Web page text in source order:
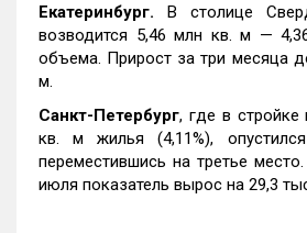
Екатеринбург. В столице
возводится 5,46 млн кв. м —
объема. Прирост за три месяца
м.
Санкт-Петербург, где в стройке
кв. м жилья (4,11%),
переместившись на третье
июля показатель вырос на 29,3